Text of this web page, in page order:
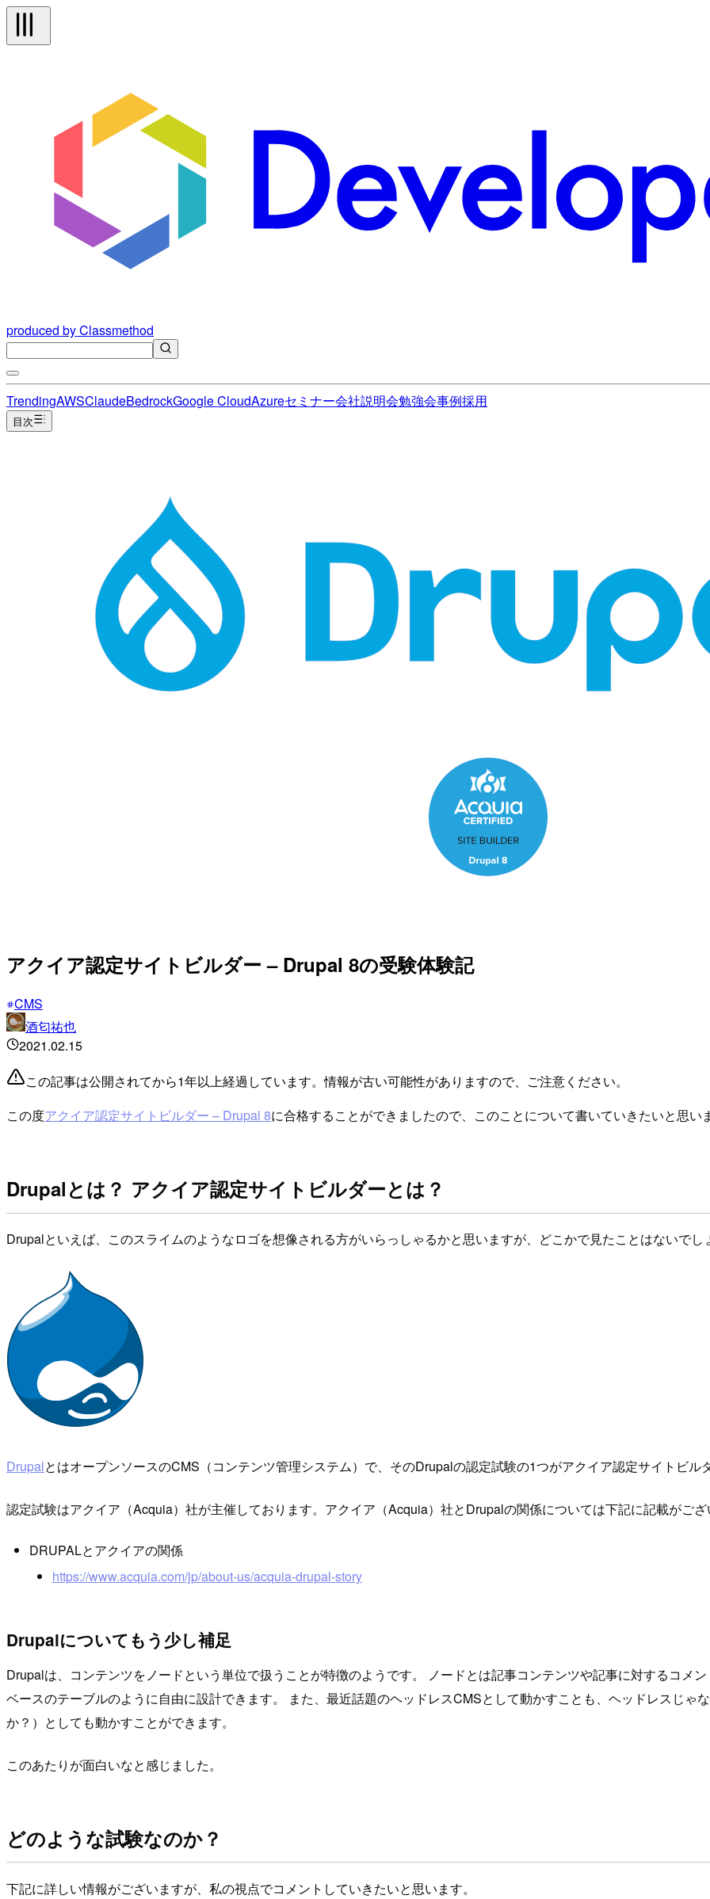
produced by Classmethod
TrendingAWSClaudeBedrockGoogle CloudAzureセミナー会社説明会勉強会事例採用
目次
アクイア認定サイトビルダー – Drupal 8の受験体験記
CMS
酒匂祐也
2021.02.15
この記事は公開されてから1年以上経過しています。情報が古い可能性がありますので、ご注意ください。
この度アクイア認定サイトビルダー – Drupal 8に合格することができましたので、このことについて書いていきたいと思い
Drupalとは？ アクイア認定サイトビルダーとは？
Drupalといえば、このスライムのようなロゴを想像される方がいらっしゃるかと思いますが、どこかで見たことはないでし
DrupalとはオープンソースのCMS（コンテンツ管理システム）で、そのDrupalの認定試験の1つがアクイア認定サイトビルダ
認定試験はアクイア（Acquia）社が主催しております。アクイア（Acquia）社とDrupalの関係については下記に記載がござ
DRUPALとアクイアの関係
https://www.acquia.com/jp/about-us/acquia-drupal-story
Drupalについてもう少し補足
Drupalは、コンテンツをノードという単位で扱うことが特徴のようです。 ノードとは記事コンテンツや記事に対するコメ
ベースのテーブルのように自由に設計できます。 また、最近話題のヘッドレスCMSとして動かすことも、ヘッドレスじゃ
か？）としても動かすことができます。
このあたりが面白いなと感じました。
どのような試験なのか？
下記に詳しい情報がございますが、私の視点でコメントしていきたいと思います。